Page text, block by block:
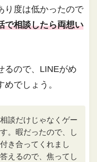
り度は低かったので
で相談したら両想い
るので、LINEがめ
でしょう。
談だけじゃなくゲー
。暇だったので、し
き合ってくれまし
えるので、焦ってし